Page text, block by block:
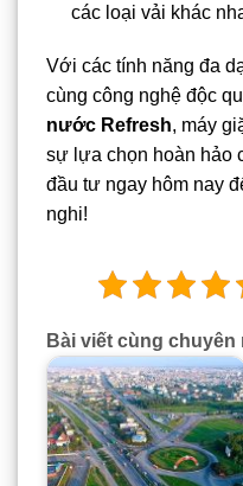
các loại vải khác
Với các tính năng đa
cùng công nghệ độc
nước Refresh, máy
sự lựa chọn hoàn hảo
đầu tư ngay hôm nay
nghi!
Bài viết cùng chuyên